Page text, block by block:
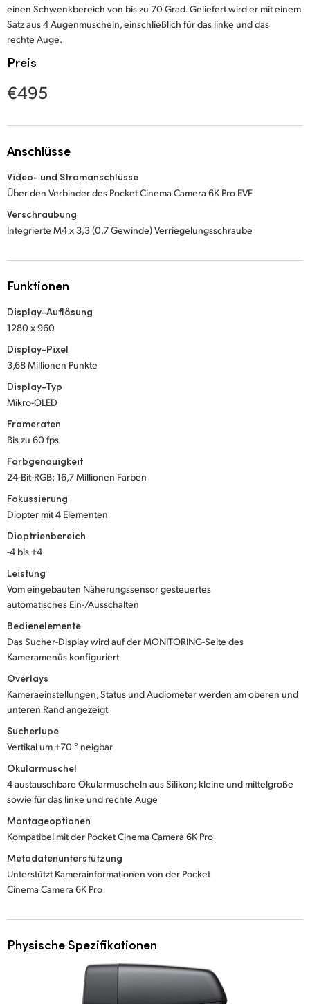
Mexico
Malaysia
Portugal
Singapore
Spain
Sweden
Turkey
UAE
United Kingdom
einen Schwenkbereich von bis zu 70 Grad. Geliefert wird er mit einem
Satz aus 4 Augenmuscheln, einschließlich für das linke und das
rechte Auge.
Preis
€495
Anschlüsse
Video- und Stromanschlüsse
Über den Verbinder des Pocket Cinema Camera 6K Pro EVF
Verschraubung
Integrierte M4 x 3,3 (0,7 Gewinde)Verriegelungsschraube
Funktionen
Display-Auflösung
1280 x 960
Display-Pixel
3,68 Millionen Punkte
Display-Typ
Mikro-OLED
Frameraten
Bis zu 60 fps
Farbgenauigkeit
24-Bit-RGB; 16,7 Millionen Farben
Fokussierung
Diopter mit 4 Elementen
Dioptrienbereich
-4 bis +4
Leistung
Vom eingebauten Näherungssensor gesteuertes
automatisches Ein-/Ausschalten
Bedienelemente
Das Sucher-Display wird auf der MONITORING-Seite des
Kameramenüs konfiguriert
Overlays
Kameraeinstellungen, Status und Audiometer werden am oberen und
unteren Rand angezeigt
Sucherlupe
Vertikal um +70 ° neigbar
Okularmuschel
4 austauschbare Okularmuscheln aus Silikon; kleine und mittelgroße
sowie für das linke und rechte Auge
Montageoptionen
Kompatibel mit der Pocket Cinema Camera 6K Pro
Metadatenunterstützung
Unterstützt Kamerainformationen von der Pocket
Cinema Camera 6K Pro
Physische Spezifikationen